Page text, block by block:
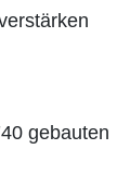
gebauten